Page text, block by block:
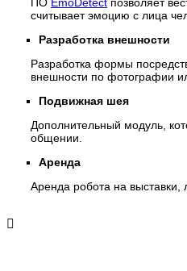
считывает эмоцию с лица
Разработка внешности
Разработка формы
внешности по фотографии
Подвижная шея
Дополнительный модуль,
общении.
Аренда
Аренда робота на выставки,